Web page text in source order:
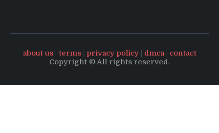
about us| terms| privacy policy| dmca| contact
Copyright © All rights reserved.